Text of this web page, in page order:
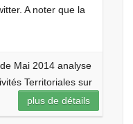
A noter que la
Mai 2014 analyse
Territoriales sur
plus de détails